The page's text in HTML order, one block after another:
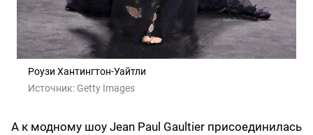
Роузи Хантингтон-Уайтли
Источник: Getty Images
А к модному шоу Jean Paul Gaultier присоединилась